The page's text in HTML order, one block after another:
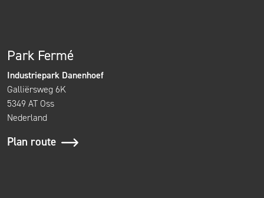
Park Fermé
Industriepark Danenhoef
Galliërsweg 6K
5349 AT Oss
Nederland
Plan route